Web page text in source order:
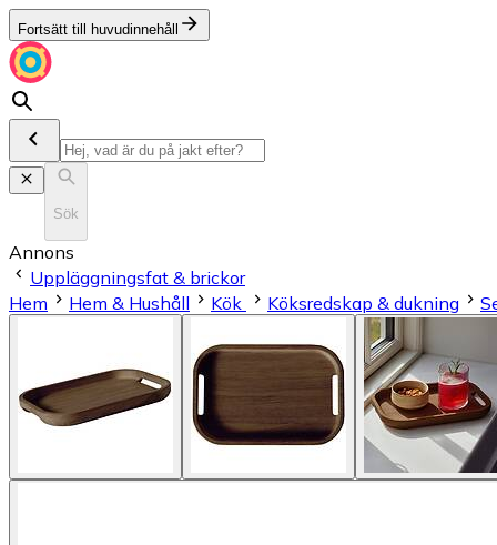
Fortsätt till huvudinnehåll
Sök
Annons
Uppläggningsfat & brickor
Hem
Hem & Hushåll Kök Köksredskap & dukning